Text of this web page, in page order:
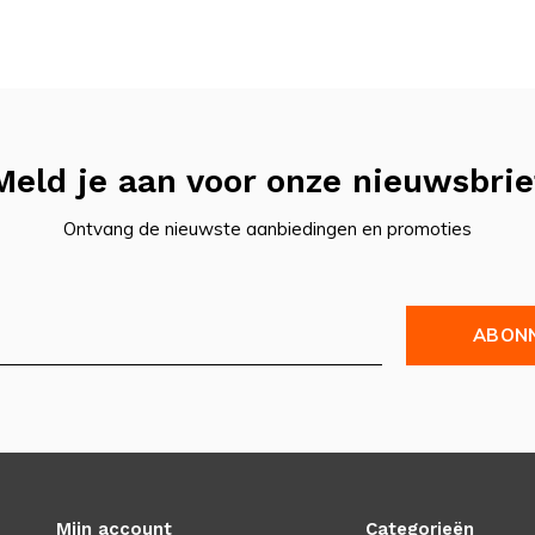
je aan voor onze
Ontvang de nieuwste aanbiedingen en promoties
Mijn account Categorieën